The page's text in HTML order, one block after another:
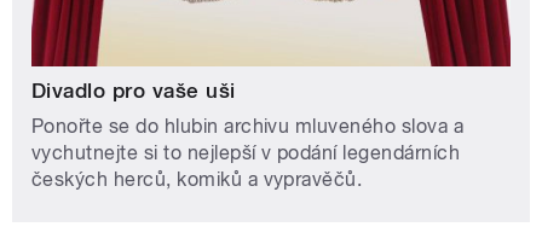
Divadlo pro vaše uši
Ponořte se do hlubin archivu mluveného slova a
vychutnejte si to nejlepší v podání legendárních
českých herců, komiků a vypravěčů.